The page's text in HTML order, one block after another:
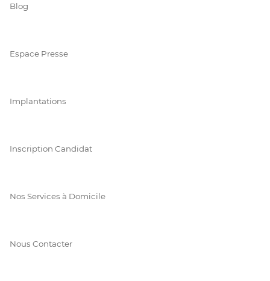
Blog
Espace Presse
Implantations
Inscription Candidat
Nos Services à Domicile
Nous Contacter